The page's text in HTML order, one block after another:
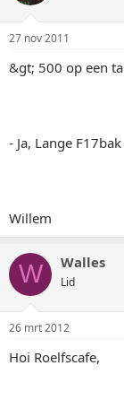
27 nov 2011
&gt; 500 op een
- Ja, Lange
Willem
W Walles
Lid
26 mrt 2012
Hoi Roelfscafe,